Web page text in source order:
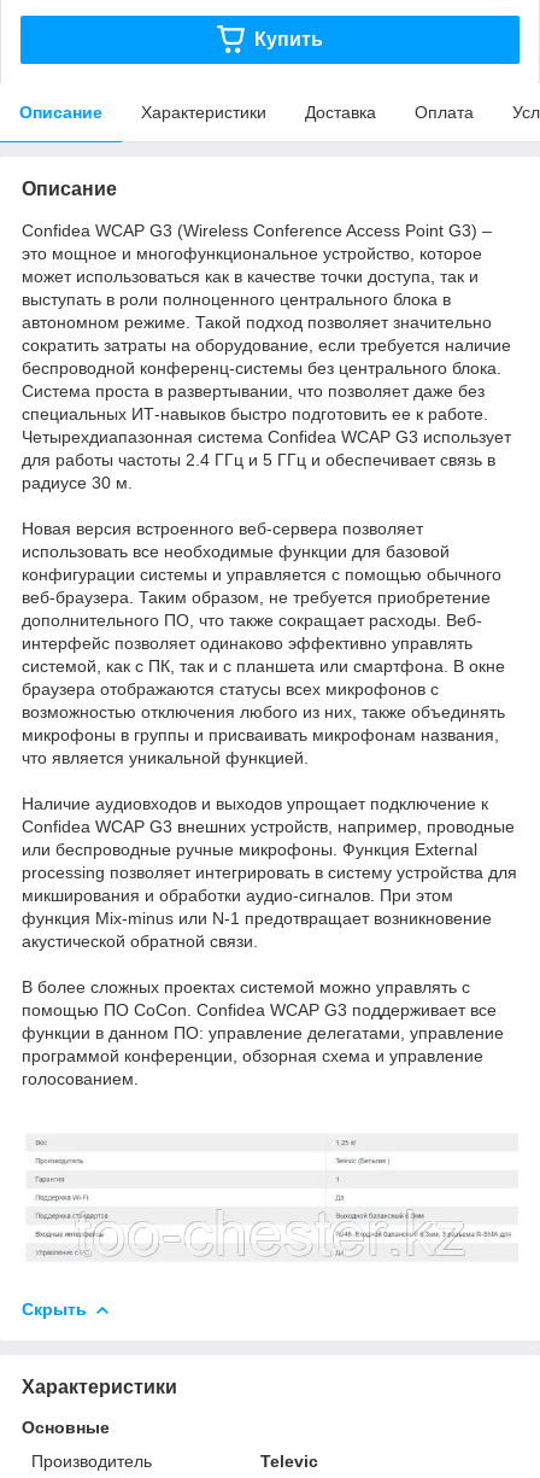
Купить
Описание Характеристики Доставка Оплата
Описание
Confidea WCAP G3 (Wireless Conference Access Point G3) –
это мощное и многофункциональное устройство, которое
может использоваться как в качестве точки доступа, так и
выступать в роли полноценного центрального блока в
автономном режиме. Такой подход позволяет значительно
сократить затраты на оборудование, если требуется наличие
беспроводной конференц-системы без центрального блока.
Система проста в развертывании, что позволяет даже без
специальных ИТ-навыков быстро подготовить ее к работе.
Четырехдиапазонная система Confidea WCAP G3 использует
для работы частоты 2.4 ГГц и 5 ГГц и обеспечивает связь в
радиусе 30 м.
Новая версия встроенного веб-сервера позволяет
использовать все необходимые функции для базовой
конфигурации системы и управляется с помощью обычного
веб-браузера. Таким образом, не требуется приобретение
дополнительного ПО, что также сокращает расходы. Веб-
интерфейс позволяет одинаково эффективно управлять
системой, как с ПК, так и с планшета или смартфона. В окне
браузера отображаются статусы всех микрофонов с
возможностью отключения любого из них, также объединять
микрофоны в группы и присваивать микрофонам названия,
что является уникальной функцией.
Наличие аудиовходов и выходов упрощает подключение к
Confidea WCAP G3 внешних устройств, например, проводные
или беспроводные ручные микрофоны. Функция External
processing позволяет интегрировать в систему устройства для
микширования и обработки аудио-сигналов. При этом
функция Mix-minus или N-1 предотвращает возникновение
акустической обратной связи.
В более сложных проектах системой можно управлять с
помощью ПО CoCon. Confidea WCAP G3 поддерживает все
функции в данном ПО: управление делегатами, управление
программой конференции, обзорная схема и управление
голосованием.
Скрыть
Характеристики
Основные
Производитель
Televic